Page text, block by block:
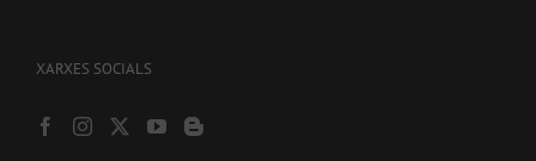
XARXES SOCIALS